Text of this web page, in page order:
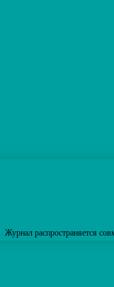
Журнал распространяется